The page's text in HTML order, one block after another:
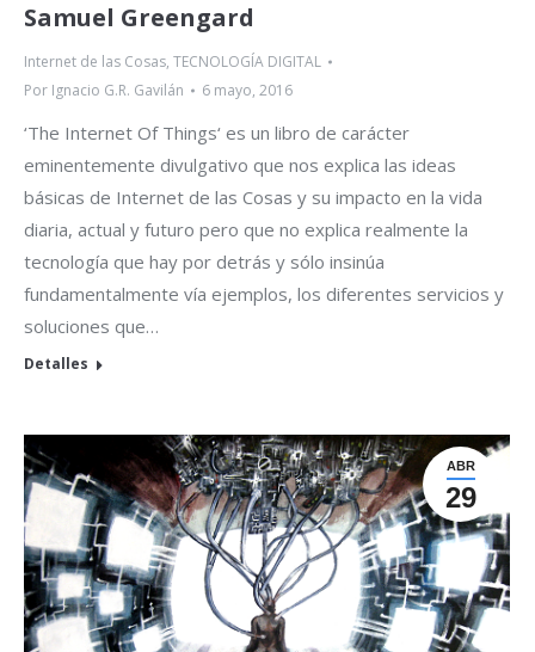
Samuel Greengard
Internet de las Cosas, TECNOLOGÍA DIGITAL
Por Ignacio G.R. Gavilán 6 mayo, 2016
‘The Internet Of Things‘ es un libro de carácter
eminentemente divulgativo que nos explica las ideas
básicas de Internet de las Cosas y su impacto en la vida
diaria, actual y futuro pero que no explica realmente la
tecnología que hay por detrás y sólo insinúa
fundamentalmente vía ejemplos, los diferentes servicios y
soluciones que…
Detalles
ABR
29